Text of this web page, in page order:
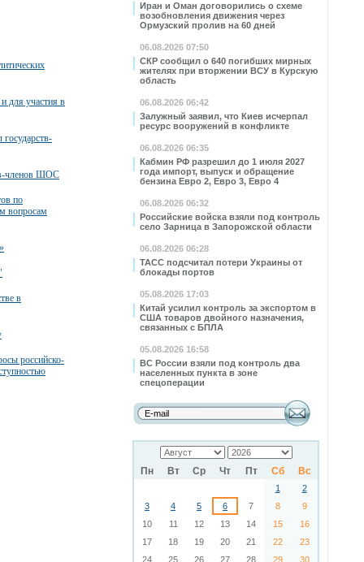
Иран и Оман договорились о схеме
возобновления движения через
Ормузский пролив на 60 дней
06.08.2026 07:50
СКР сообщил о 640 погибших мирных
жителях при вторжении ВСУ в Курскую
область
06.08.2026 06:42
Залужный заявил, что Киев исчерпал
ресурс вооружений в конфликте
06.08.2026 06:35
Кабмин РФ разрешил до 1 июля 2027
года импорт, выпуск и обращение
бензина Евро 2, Евро 3, Евро 4
06.08.2026 06:32
Российские войска взяли под контроль
село Зарница в Запорожской области
06.08.2026 06:28
ТАСС подсчитал потери Украины от
блокады портов
05.08.2026 17:03
Китай усилил контроль за экспортом в
США товаров двойного назначения,
связанных с БПЛА
05.08.2026 16:58
ВС России взяли под контроль два
населенных пункта в зоне
спецоперации
Пн Вт Ср Чт Пт Сб Вс
1
2
3
4 5 6 7 8
9
10
11 12 13 14 15
16
17
18 19 20 21 22
23
24
25 26 27 28 29 30
для участия в
членов ШОС
по
вопросам
в
российско-